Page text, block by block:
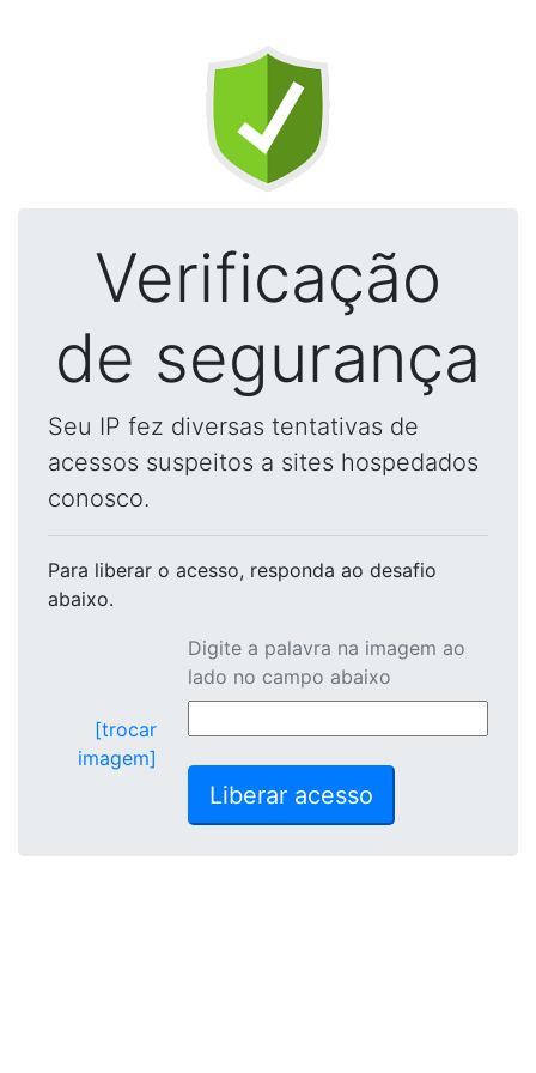
Verificação
de segurança
Seu IP fez diversas tentativas de
acessos suspeitos a sites hospedados
conosco.
Para liberar o acesso, responda ao desafio
abaixo.
[trocar
imagem]
Digite a palavra na imagem ao
lado no campo abaixo